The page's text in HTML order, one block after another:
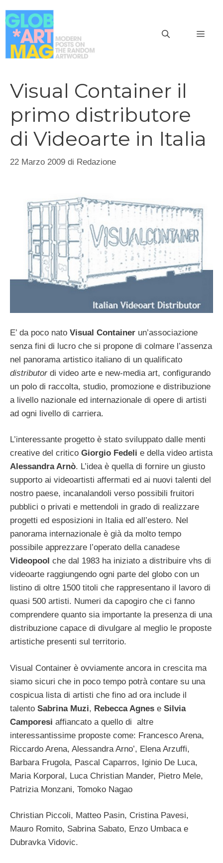
al
contenuto
Visual Container il
primo distributore
di Videoarte in Italia
22 Marzo 2009 di Redazione
E’ da poco nato Visual Container un’associazione
senza fini di lucro che si propone di colmare l’assenza
nel panorama artistico italiano di un qualificato
distributor di video arte e new-media art, configurando
un polo di raccolta, studio, promozione e distribuzione
a livello nazionale ed internazionale di opere di artisti
ad ogni livello di carriera.
L’interessante progetto è stato sviluppato dalle menti
creative del critico Giorgio Fedeli e della video artista
Alessandra Arnò. L’idea è quella di fornire un giusto
supporto ai videoartisti affermati ed ai nuovi talenti del
nostro paese, incanalandoli verso possibili fruitori
pubblici o privati e mettendoli in grado di realizzare
progetti ed esposizioni in Italia ed all’estero. Nel
panorama internazionale è già da molto tempo
possibile apprezzare l’operato della canadese
Videopool che dal 1983 ha iniziato a distribuire vhs di
videoarte raggiungendo ogni parte del globo con un
listino di oltre 1500 titoli che rappresentano il lavoro di
quasi 500 artisti. Numeri da capogiro che ci fanno
comprendere quanto sia importante la presenza di una
distribuzione capace di divulgare al meglio le proposte
artistiche presenti sul territorio.
Visual Container è ovviamente ancora in crescita ma
siamo sicuri che in poco tempo potrà contare su una
cospicua lista di artisti che fino ad ora include il
talento Sabrina Muzi, Rebecca Agnes e Silvia
Camporesi affiancato a quello di altre
interessantissime proposte come: Francesco Arena,
Riccardo Arena, Alessandra Arno’, Elena Arzuffi,
Barbara Frugola, Pascal Caparros, Iginio De Luca,
Maria Korporal, Luca Christian Mander, Pietro Mele,
Patrizia Monzani, Tomoko Nagao
Christian Piccoli, Matteo Pasin, Cristina Pavesi,
Mauro Romito, Sabrina Sabato, Enzo Umbaca e
Dubravka Vidovic.